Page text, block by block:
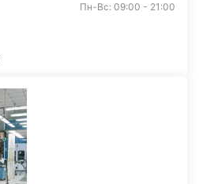
Пн-Вс: 09:00 - 21:00